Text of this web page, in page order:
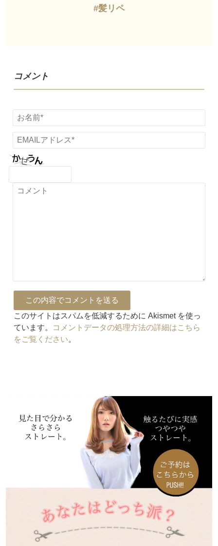
#髪リペ
コメント
このサイトはスパムを低減するために Akismet を使っ
ています。
コメントデータの処理方法の詳細はこちら
をご覧ください。